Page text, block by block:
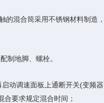
混合筒采用不锈钢材料制造，
制地脚、螺栓。
调速面板上通断开关(变频
要求规定混合时间；